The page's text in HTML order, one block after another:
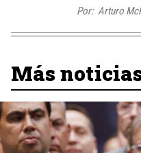
Por: Arturo
Más